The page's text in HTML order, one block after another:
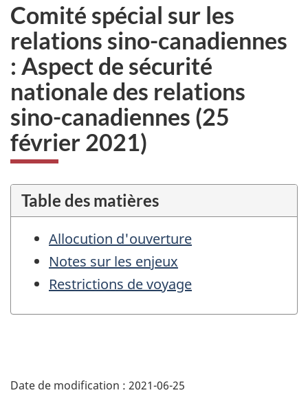
Comité spécial sur les
relations sino-canadiennes
: Aspect de sécurité
nationale des relations
sino-canadiennes (25
février 2021)
Table des matières
Allocution d'ouverture
Notes sur les enjeux
Restrictions de voyage
de
Date de modification : 2021-06-25